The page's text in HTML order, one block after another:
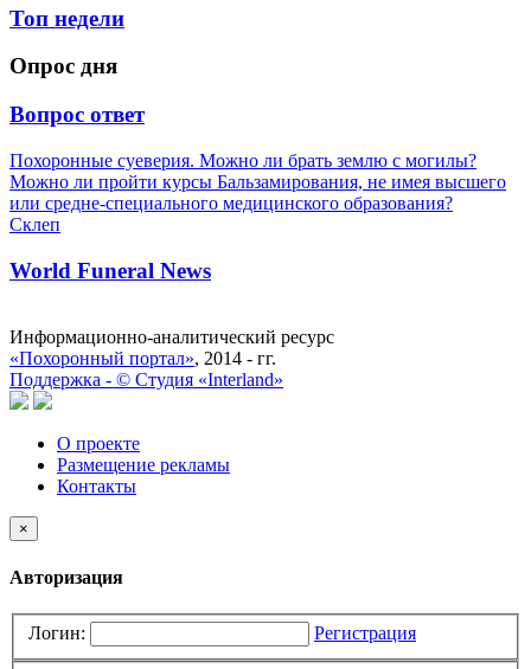
Топ недели
Опрос дня
Вопрос ответ
Похоронные суеверия. Можно ли брать землю с могилы?
Можно ли пройти курсы Бальзамирования, не имея высшего
или средне-специального медицинского образования?
Склеп
World Funeral News
Информационно-аналитический ресурс
«Похоронный портал», 2014 - гг.
Поддержка - © Cтудия «Interland»
О проекте
Размещение рекламы
Контакты
×
Авторизация
Логин: Регистрация